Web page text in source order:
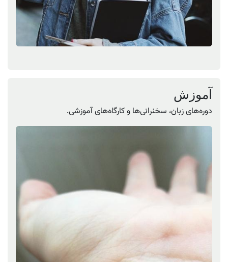
آموزش
دوره‌های زبان، سخنرانی‌ها و کارگاه‌های آموزشی.